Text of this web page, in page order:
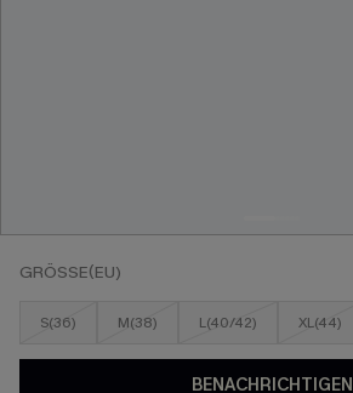
GRÖSSE(EU)
S(36) M(38) L(40/42) XL(44)
BENACHRICHTIGEN